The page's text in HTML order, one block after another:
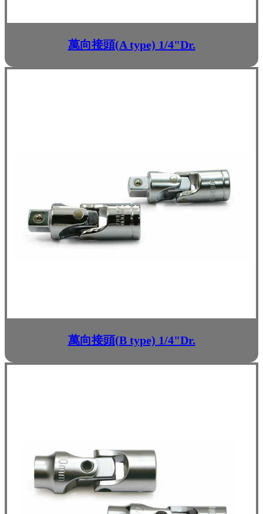
萬向接頭(A type) 1/4"Dr.
萬向接頭(B type) 1/4"Dr.